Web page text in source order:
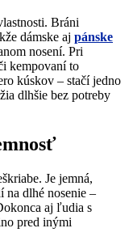
Bráni
dámske aj pánske
nosení. Pri
kempovaní to
kúskov – stačí jedno
dlhšie bez potreby
Je jemná,
na dlhé nosenie –
aj ľudia s
pred inými